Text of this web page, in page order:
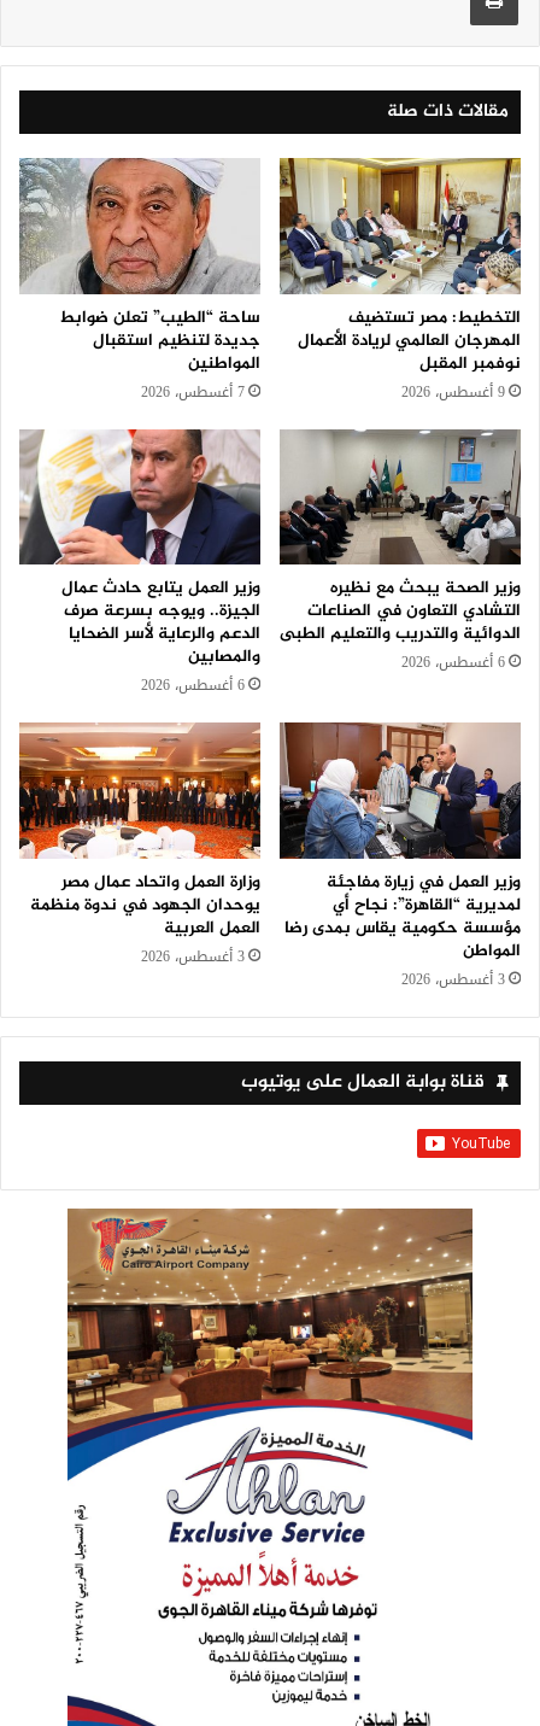
مقالات ذات صلة
التخطيط: مصر تستضيف
المهرجان العالمي لريادة الأعمال
نوفمبر المقبل
9 أغسطس، 2026
ساحة “الطيب” تعلن ضوابط
جديدة لتنظيم استقبال
المواطنين
7 أغسطس، 2026
وزير الصحة يبحث مع نظيره
التشادي التعاون في الصناعات
الدوائية والتدريب والتعليم الطبى
6 أغسطس، 2026
وزير العمل يتابع حادث عمال
الجيزة.. ويوجه بسرعة صرف
الدعم والرعاية لأسر الضحايا
والمصابين
6 أغسطس، 2026
وزير العمل في زيارة مفاجئة
لمديرية “القاهرة”: نجاح أي
مؤسسة حكومية يقاس بمدى رضا
المواطن
3 أغسطس، 2026
وزارة العمل واتحاد عمال مصر
يوحدان الجهود في ندوة منظمة
العمل العربية
3 أغسطس، 2026
قناة بوابة العمال على يوتيوب